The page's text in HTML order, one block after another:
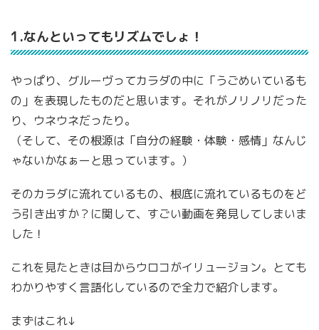
1.なんといってもリズムでしょ！
やっぱり、グルーヴってカラダの中に「うごめいているも
の」を表現したものだと思います。それがノリノリだった
り、ウネウネだったり。
（そして、その根源は「自分の経験・体験・感情」なんじ
ゃないかなぁーと思っています。）
そのカラダに流れているもの、根底に流れているものをど
う引き出すか？に関して、すごい動画を発見してしまいま
した！
これを見たときは目からウロコがイリュージョン。とても
わかりやすく言語化しているので全力で紹介します。
まずはこれ↓